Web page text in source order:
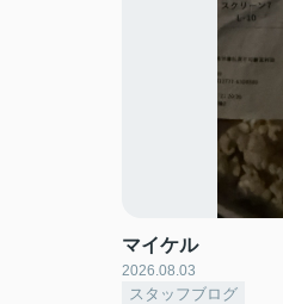
マイケル
2026.08.03
スタッフブログ